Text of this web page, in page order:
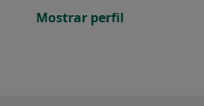
Mostrar perfil